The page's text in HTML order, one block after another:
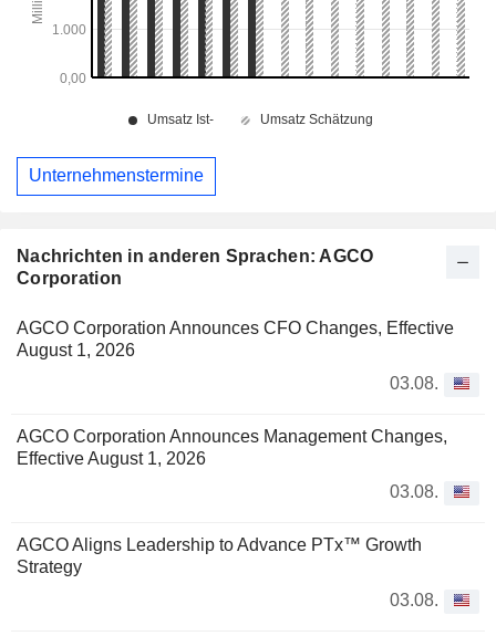
Nachrichten in anderen Sprachen: AGCO
Corporation
AGCO Corporation Announces CFO Changes, Effective
August 1, 2026
03.08.
AGCO Corporation Announces Management Changes,
Effective August 1, 2026
03.08.
AGCO Aligns Leadership to Advance PTx™ Growth
Strategy
03.08.
Unternehmenstermine